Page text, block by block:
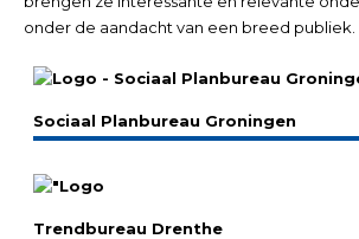
onder de aandacht van een breed publiek.
Sociaal Planbureau Groningen
Trendbureau Drenthe